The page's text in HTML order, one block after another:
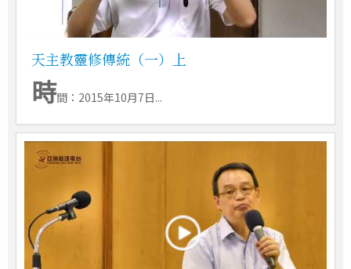
天主教靈修傳統（一）上
時間：2015年10月7日...